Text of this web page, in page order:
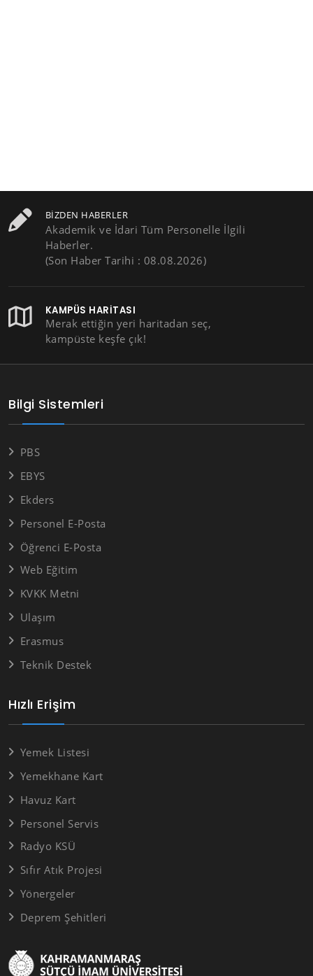
BIZDEN HABERLER
Akademik ve İdari Tüm Personelle İlgili
Haberler.
(Son Haber Tarihi : 08.08.2026)
KAMPÜS HARITASI
Merak ettiğin yeri haritadan seç,
kampüste keşfe çık!
Hızlı Erişim
Yemek Listesi
Yemekhane Kart
Havuz Kart
Personel Servis
Radyo KSÜ
Sıfır Atık Projesi
Yönergeler
Deprem Şehitleri
Bilgi Sistemleri
PBS
EBYS
Ekders
Personel E-Posta
Öğrenci E-Posta
Web Eğitim
KVKK Metni
Ulaşım
Erasmus
Teknik Destek